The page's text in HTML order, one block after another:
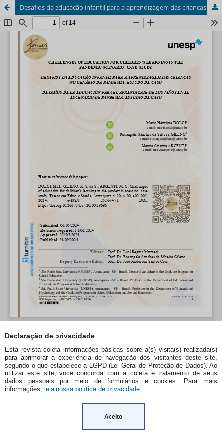
Declaração de privacidade
Esta revista coleta informações básicas sobre a(s) visita(s) realizada(s)
para aprimorar a experiência de navegação dos visitantes deste site,
segundo o que estabelece a LGPD (Lei Geral de Proteção de Dados). Ao
utilizar este site, você concorda com a coleta e tratamento de seus
dados pessoais por meio de formulários e cookies. Para mais
informações, leia nossa política de privacidade.
Aceito
Desafios da educação infantil para a aprendizagem das crianças no cenário da pandemia